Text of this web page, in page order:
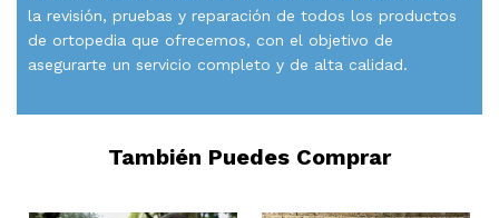
la revisión, pruebas y reparación de todos los productos
de ortopedia que ofrecemos, con el objetivo de
asegurarte un servicio completo y de alta calidad.
También Puedes Comprar